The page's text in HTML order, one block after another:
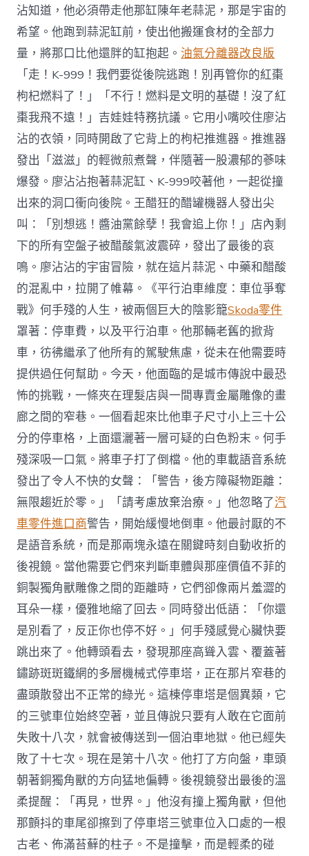
沾知道，他必須帶走他那缸陳年老蒜泥，那是宇宙的
希望。他跑到蒜泥缸前，使出他搬運食材的全部力
量，將那口比他還胖的缸抱起。 油氣分離器改良版
「走！K-999！我們要從後院逃跑！別再管你的紅棗
枸杞燃料了！」「不行！燃料是文明的基礎！沒了紅
棗我飛不遠！」吉娃娃特務抗議。它用小嘴咬住廖沾
沾的衣領，同時開啟了它背上的枸杞推進器。推進器
發出「滋滋」的輕微煎煮聲，伴隨著一股濃郁的蔘味
爆發。廖沾沾抱著蒜泥缸、K-999咬著他，一起從撞
出來的洞口衝向後院。王醋狂的醋罐機器人發出尖
叫：「別想逃！醬油黨餘孽！我會追上你！」店內剩
下的所有空盤子被醋酸氣波震碎，發出了最後的哀
鳴。廖沾沾的宇宙冒險，就在這片蒜泥、中藥和醋酸
的混亂中，拉開了帷幕。《平行泊車維度：車位爭奪
戰》何手殘的人生，被兩個巨大的陰影籠Skoda零件
罩著：停車費，以及平行泊車。他那輛老舊的掀背
車，彷彿繼承了他所有的駕駛焦慮，從未在他需要時
提供過任何幫助。今天，他面臨的是城市傳說中最恐
怖的挑戰，一條夾在理髮店與一間專賣金屬雕像的畫
廊之間的窄巷。一個看起來比他車子尺寸小上三十公
分的停車格，上面還灑著一層可疑的白色粉末。何手
殘深吸一口氣。將車子打了倒檔。他的車載語音系統
發出了令人不快的女聲：「警告，後方障礙物距離：
無限趨近於零。」「請考慮放棄治療。」他忽略了汽
車零件進口商警告，開始緩慢地倒車。他最討厭的不
是語音系統，而是那兩塊永遠在關鍵時刻自動收折的
後視鏡。當他需要它們來判斷車體與那座價值不菲的
銅製獨角獸雕像之間的距離時，它們卻像兩片羞澀的
耳朵一樣，優雅地縮了回去。同時發出低語：「你還
是別看了，反正你也停不好。」何手殘感覺心臟快要
跳出來了。他轉頭看去，發現那座高聳入雲、覆蓋著
鏽跡斑斑鐵網的多層機械式停車塔，正在那片窄巷的
盡頭散發出不正常的綠光。這棟停車塔是個異類，它
的三號車位始終空著，並且傳說只要有人敢在它面前
失敗十八次，就會被傳送到一個泊車地獄。他已經失
敗了十七次。現在是第十八次。他打了方向盤，車頭
朝著銅獨角獸的方向猛地偏轉。後視鏡發出最後的溫
柔提醒：「再見，世界。」他沒有撞上獨角獸，但他
那顫抖的車尾卻擦到了停車塔三號車位入口處的一根
古老、佈滿苔蘚的柱子。不是撞擊，而是輕柔的碰